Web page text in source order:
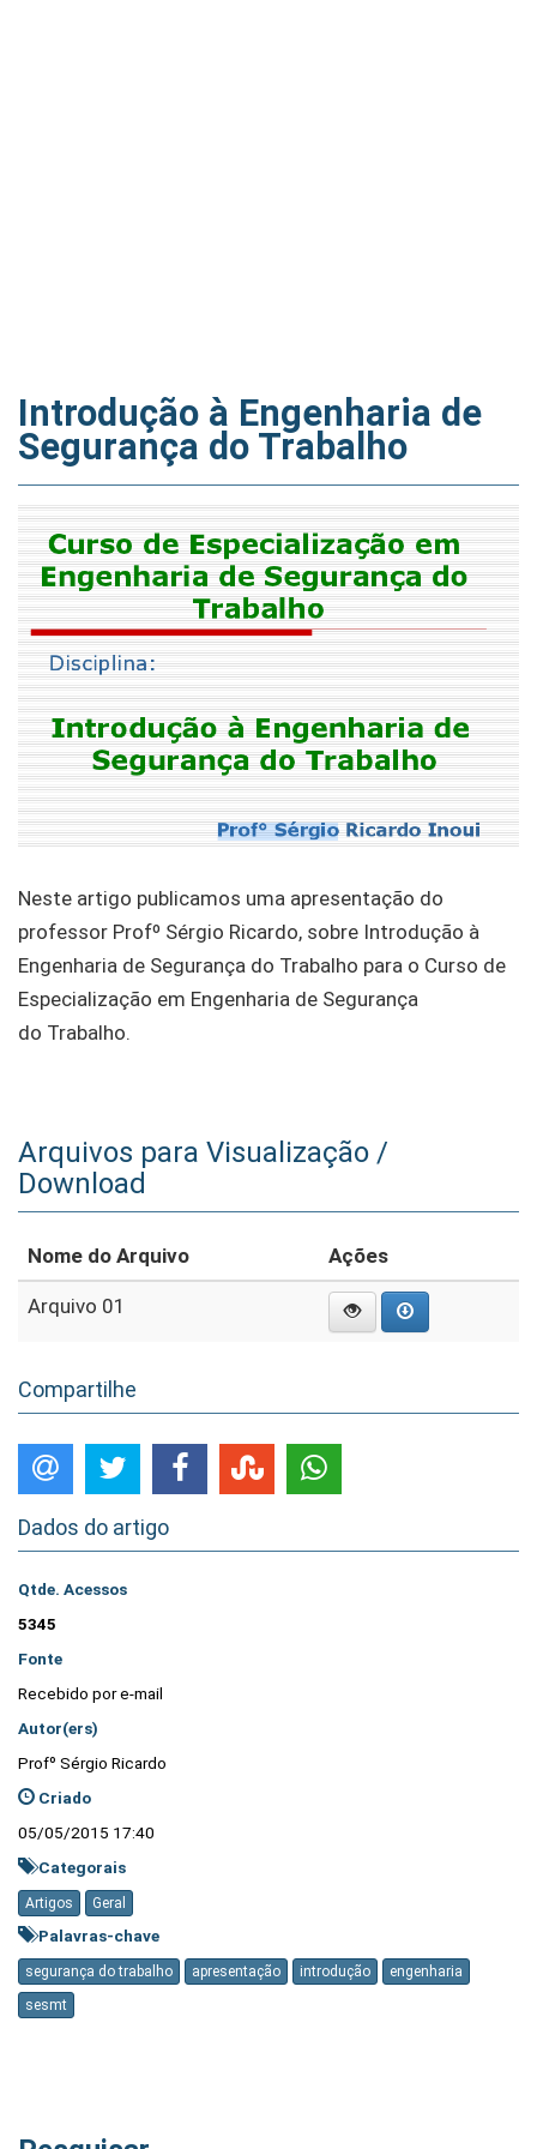
Introdução à Engenharia de
Segurança do Trabalho
Neste artigo publicamos uma apresentação do
professor Profº Sérgio Ricardo, sobre Introdução à
Engenharia de Segurança do Trabalho para o Curso de
Especialização em Engenharia de Segurança
do Trabalho.
Arquivos para Visualização /
Download
Nome do Arquivo Ações
Arquivo 01
Compartilhe
Dados do artigo
Qtde. Acessos
5345
Fonte
Recebido por e-mail
Autor(ers)
Profº Sérgio Ricardo
Criado
05/05/2015 17:40
Categorais
Artigos Geral
Palavras-chave
segurança do trabalho apresentação introdução
engenharia
sesmt